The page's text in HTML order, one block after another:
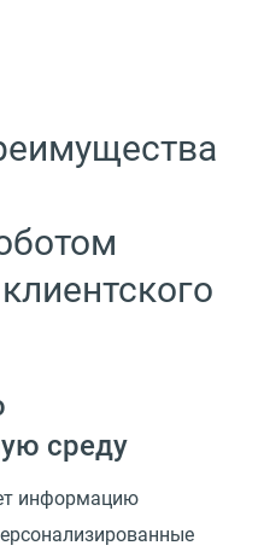
среду
информацию